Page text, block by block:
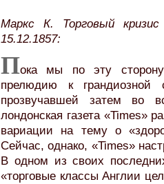
Маркс К. Торговый
15.12.1857:
Пока мы по эту
прелюдию к грандиозной
прозвучавшей затем во
лондонская газета «Times»
вариации на тему о
Сейчас, однако, «Times»
В одном из своих
«торговые классы Англии